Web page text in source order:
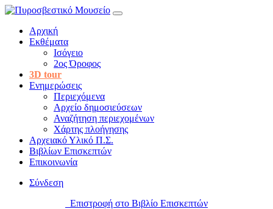
Αρχική
Εκθέματα
Ισόγειο
2ος Όροφος
3D tour
Ενημερώσεις
Περιεχόμενα
Αρχείο δημοσιεύσεων
Αναζήτηση περιεχομένων
Χάρτης πλοήγησης
Αρχειακό Υλικό Π.Σ.
Βιβλίων Επισκεπτών
Επικοινωνία
Σύνδεση
Επιστροφή στο Βιβλίο Επισκεπτών